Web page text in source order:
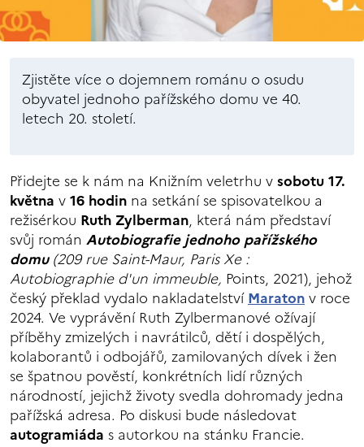
Zjistěte více o dojemnem románu o osudu
obyvatel jednoho pařížského domu ve 40.
letech 20. století.
Přidejte se k nám na Knižním veletrhu vsobotu 17.
května v16 hodin na setkání se spisovatelkou a
režisérkou Ruth Zylberman, která nám představí
svůj román Autobiografie jednoho pařížského
domu(209 rue Saint-Maur, Paris Xe :
Autobiographie d'un immeuble, Points, 2021), jehož
český překlad vydalo nakladatelstvíMaratonv roce
2024. Ve vyprávění Ruth Zylbermanové ožívají
příběhy zmizelých i navrátilců, dětí i dospělých,
kolaborantů i odbojářů, zamilovaných dívek i žen
se špatnou pověstí, konkrétních lidí různých
národností, jejichž životy svedla dohromady jedna
pařížská adresa. Po diskusi bude následovat
autogramiáda s autorkou na stánku Francie.